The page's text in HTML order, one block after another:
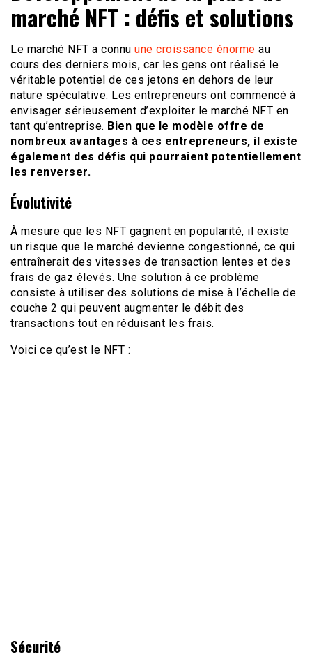
marché NFT : défis et solutions
Le marché NFT a connu une croissance énorme au
cours des derniers mois, car les gens ont réalisé le
véritable potentiel de ces jetons en dehors de leur
nature spéculative. Les entrepreneurs ont commencé à
envisager sérieusement d’exploiter le marché NFT en
tant qu’entreprise. Bien que le modèle offre de
nombreux avantages à ces entrepreneurs, il existe
également des défis qui pourraient potentiellement
les renverser.
Évolutivité
À mesure que les NFT gagnent en popularité, il existe
un risque que le marché devienne congestionné, ce qui
entraînerait des vitesses de transaction lentes et des
frais de gaz élevés. Une solution à ce problème
consiste à utiliser des solutions de mise à l’échelle de
couche 2 qui peuvent augmenter le débit des
transactions tout en réduisant les frais.
Voici ce qu’est le NFT :
Sécurité